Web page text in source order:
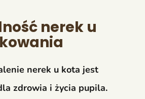
nerek u
nerek u kota jest
zdrowia i życia pupila.